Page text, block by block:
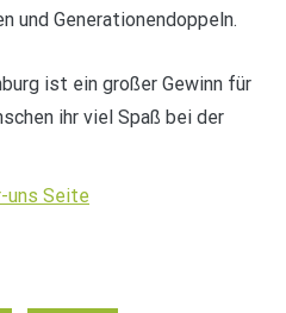
und Generationendoppeln.
ist ein großer Gewinn für
ihr viel Spaß bei der
uns Seite